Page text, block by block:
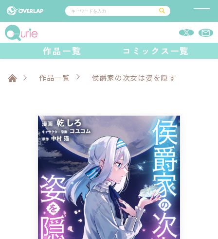
コミック
コミックガルド
コミッククリエ
LiQulle
ライトノベル
文庫
ノベルス
ノベルスf
コミックエッセイ
ポケットモンスター
アニメ
OVERLAP STORE
オーバーラップ広報室
お問い合わせはこちら
オーバーラップノベルス
オーバーラップノベルスf
ロサージュノベルス
作品一覧 コミックス一覧
作品一覧 侯爵家の次女は姿を隠す